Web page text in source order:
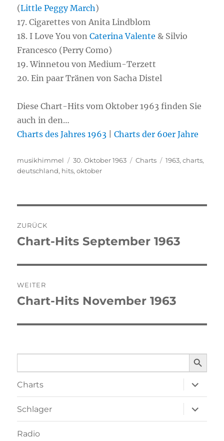
(Little Peggy March)
17. Cigarettes von Anita Lindblom
18. I Love You vonCaterina Valente & Silvio
Francesco (Perry Como)
19. Winnetou von Medium-Terzett
20. Ein paar Tränen von Sacha Distel
Diese Chart-Hits vom Oktober 1963 finden Sie
auch in den…
Charts des Jahres 1963 |Charts der 60er Jahre
Autor
musikhimmel
Veröffentlicht
am
30. Oktober 1963 Kategorien
Charts Schlagwörter
1963,charts,
deutschland, hits,oktober
ZURÜCK
Vorheriger
Chart-Hits September 1963
WEITER
Nächster
Chart-Hits November 1963
Search
SEARCH
Charts
öffnen
Schlager
öffnen
Radio